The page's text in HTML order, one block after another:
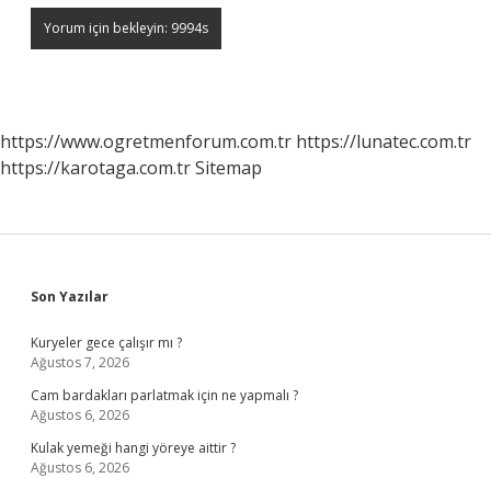
https://www.ogretmenforum.com.tr https://lunatec.com.tr
https://karotaga.com.trSitemap
Sidebar
Son Yazılar
Kuryeler gece çalışır mı ?
Ağustos 7, 2026
Cam bardakları parlatmak için ne yapmalı ?
Ağustos 6, 2026
Kulak yemeği hangi yöreye aittir ?
Ağustos 6, 2026